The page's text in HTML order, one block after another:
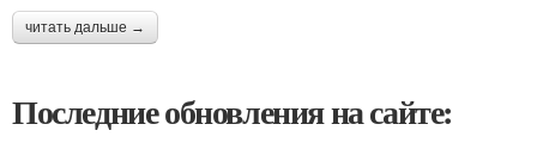
читать дальше →
Последние обновления на сайте: